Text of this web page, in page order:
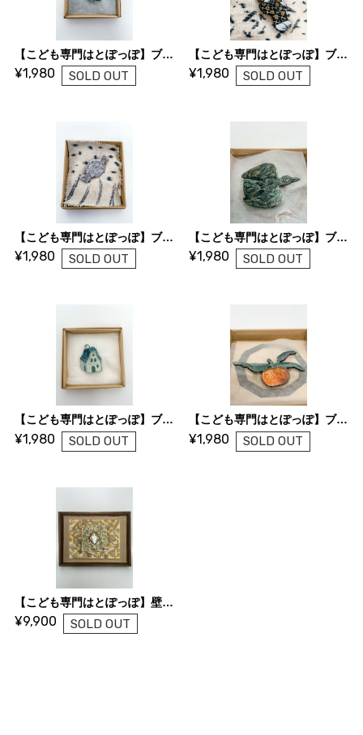
【こども専門はとぽっぽ】ブローチ「ナガスクジラ」
¥1,980 SOLD OUT
【こども専門はとぽっぽ】ブローチ「NEKO」
¥1,980 SOLD OUT
【こども専門はとぽっぽ】ブローチ「TORI」
¥1,980 SOLD OUT
【こども専門はとぽっぽ】ブローチ「黒い鳥」
¥1,980 SOLD OUT
【こども専門はとぽっぽ】ブローチ「陶器の家」
¥1,980 SOLD OUT
【こども専門はとぽっぽ】ブローチ「温州みかん」
¥1,980 SOLD OUT
【こども専門はとぽっぽ】壁掛け絵「鳩とオリーブ」
¥9,900 SOLD OUT